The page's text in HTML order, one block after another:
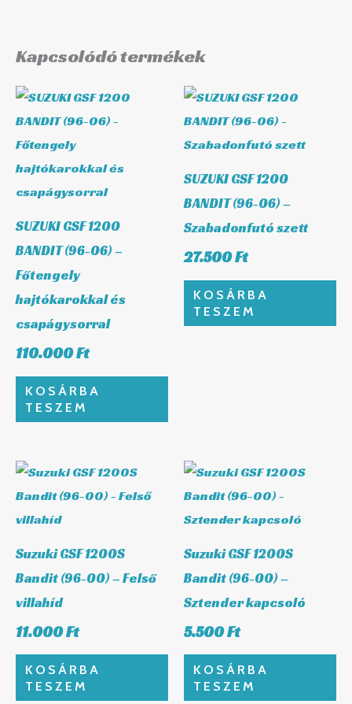
Kapcsolódó termékek
SUZUKI GSF 1200
BANDIT (96-06) –
Főtengely
hajtókarokkal és
csapágysorral
110.000Ft
KOSÁRBA
TESZEM
SUZUKI GSF 1200
BANDIT (96-06) –
Szabadonfutó szett
27.500Ft
KOSÁRBA
TESZEM
Suzuki GSF 1200S
Bandit (96-00) – Felső
villahíd
11.000Ft
KOSÁRBA
TESZEM
Suzuki GSF 1200S
Bandit (96-00) –
Sztender kapcsoló
5.500Ft
KOSÁRBA
TESZEM